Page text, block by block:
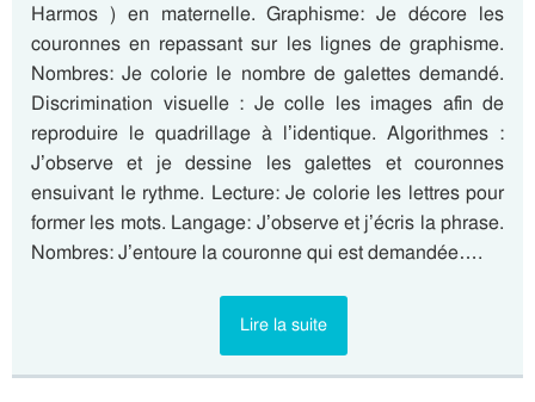
Harmos ) en maternelle. Graphisme: Je décore les
couronnes en repassant sur les lignes de graphisme.
Nombres: Je colorie le nombre de galettes demandé.
Discrimination visuelle : Je colle les images afin de
reproduire le quadrillage à l’identique. Algorithmes :
J’observe et je dessine les galettes et couronnes
ensuivant le rythme. Lecture: Je colorie les lettres pour
former les mots. Langage: J’observe et j’écris la phrase.
Nombres: J’entoure la couronne qui est demandée….
Lire la suite